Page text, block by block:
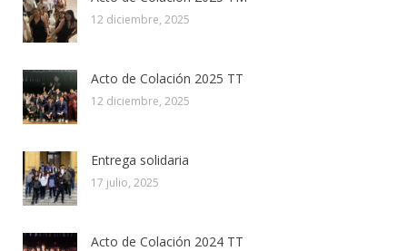
12 diciembre, 2025
Acto de Colación 2025 TT
12 diciembre, 2025
Entrega solidaria
17 julio, 2025
Acto de Colación 2024 TT